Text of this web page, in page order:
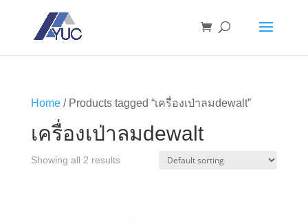
Home/ Products tagged “เครื่องเป่าลมdewalt”
เครื่องเป่าลมdewalt
Showing all 2 results